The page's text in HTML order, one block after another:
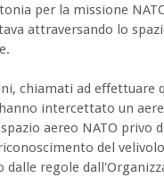
per la missione
attraversando lo
chiamati ad effettuare
intercettato un
aereo NATO privo
del
dalle regole